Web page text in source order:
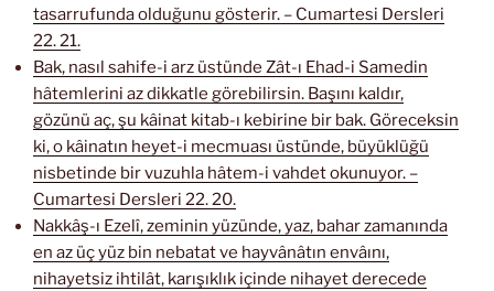
tasarrufunda olduğunu gösterir. – Cumartesi Dersleri
22. 21.
Bak, nasıl sahife-i arz üstünde Zât-ı Ehad-i Samedin
hâtemlerini az dikkatle görebilirsin. Başını kaldır,
gözünü aç, şu kâinat kitab-ı kebirine bir bak. Göreceksin
ki, o kâinatın heyet-i mecmuası üstünde, büyüklüğü
nisbetinde bir vuzuhla hâtem-i vahdet okunuyor. –
Cumartesi Dersleri 22. 20.
Nakkâş-ı Ezelî, zeminin yüzünde, yaz, bahar zamanında
en az üç yüz bin nebatat ve hayvânâtın envâını,
nihayetsiz ihtilât, karışıklık içinde nihayet derecede